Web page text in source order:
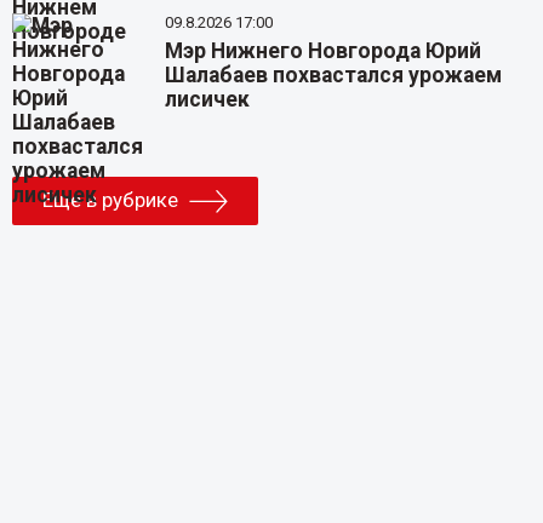
09.8.2026 17:00
Мэр Нижнего Новгорода Юрий
Шалабаев похвастался урожаем
лисичек
Еще в рубрике